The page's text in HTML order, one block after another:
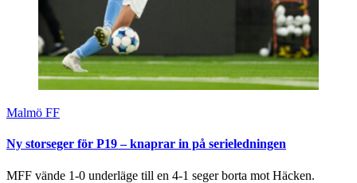
Malmö FF
Ny storseger för P19 – knaprar in på serieledningen
MFF vände 1-0 underläge till en 4-1 seger borta mot Häcken.